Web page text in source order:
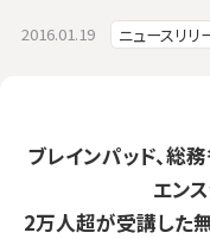
2016.01.19 ニュースリリ
ブレインパッド、総
エン
2万人超が受講した